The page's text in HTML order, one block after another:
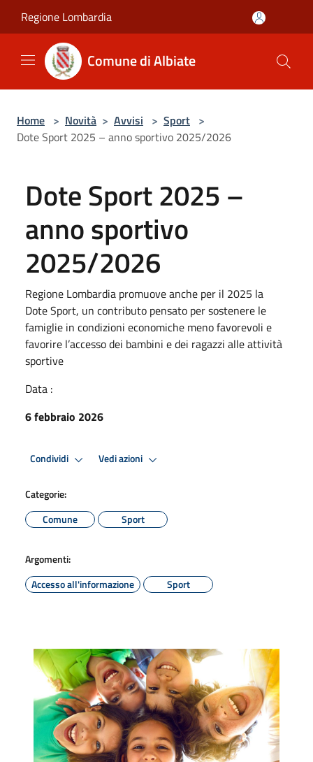
Regione Lombardia
Comune di Albiate
Home > Novità > Avvisi > Sport >
Dote Sport 2025 – anno sportivo 2025/2026
Dote Sport 2025 –
anno sportivo
2025/2026
Regione Lombardia promuove anche per il 2025 la
Dote Sport, un contributo pensato per sostenere le
famiglie in condizioni economiche meno favorevoli e
favorire l’accesso dei bambini e dei ragazzi alle attività
sportive
Data :
6 febbraio 2026
Condividi Vedi azioni
Categorie:
Comune
Sport
Argomenti:
Accesso all'informazione
Sport